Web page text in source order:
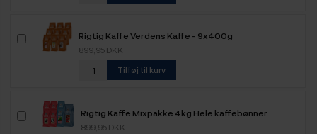
Rigtig Kaffe Verdens Kaffe - 9x400g
899,95 DKK
Tilføj til kurv
Rigtig Kaffe Mixpakke 4kg Hele kaffebønner
899,95 DKK